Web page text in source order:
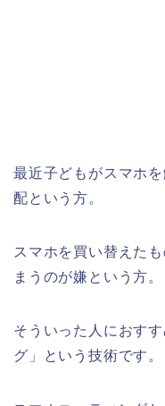
最近子どもがスマホ
配という方。
スマホを買い替えた
まうのが嫌という方。
そういった人におす
グ」という技術です。